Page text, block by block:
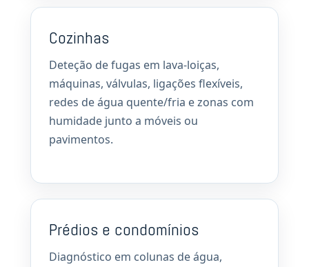
Cozinhas
Deteção de fugas em lava-loiças,
máquinas, válvulas, ligações flexíveis,
redes de água quente/fria e zonas com
humidade junto a móveis ou
pavimentos.
Prédios e condomínios
Diagnóstico em colunas de água,